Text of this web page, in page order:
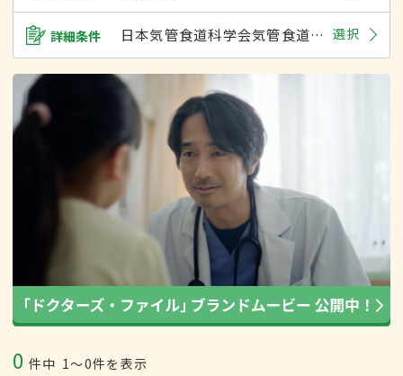
詳細条件 日本気管食道科学会気管食道科専門医 選択
0 件中 1〜0件を表示